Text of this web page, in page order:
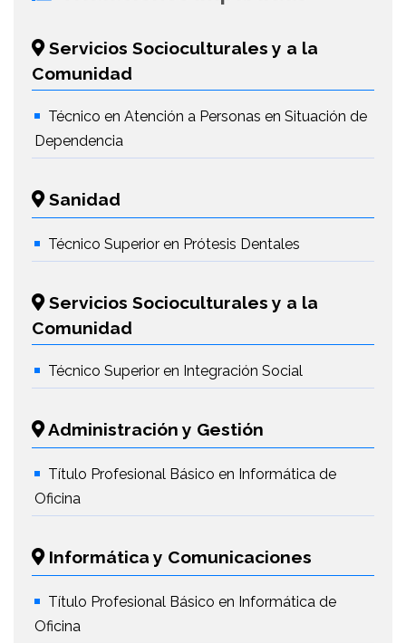
Servicios Socioculturales y a la
Comunidad
Técnico en Atención a Personas en Situación de
Dependencia
Sanidad
Técnico Superior en Prótesis Dentales
Servicios Socioculturales y a la
Comunidad
Técnico Superior en Integración Social
Administración y Gestión
Título Profesional Básico en Informática de
Oficina
Informática y Comunicaciones
Título Profesional Básico en Informática de
Oficina